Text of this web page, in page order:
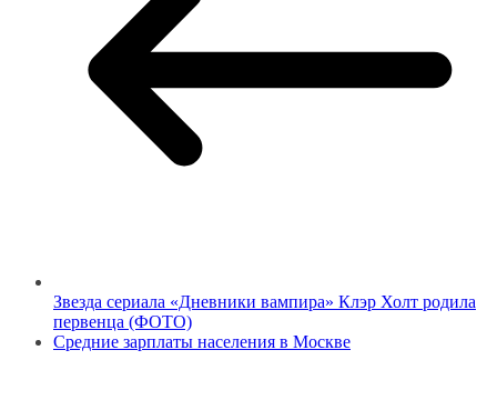
Звезда сериала «Дневники вампира» Клэр Холт родила
первенца (ФОТО)
Средние зарплаты населения в Москве